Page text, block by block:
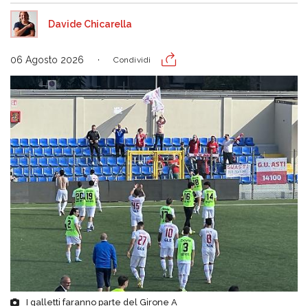
Davide Chicarella
06 Agosto 2026 Condividi
I galletti faranno parte del Girone A